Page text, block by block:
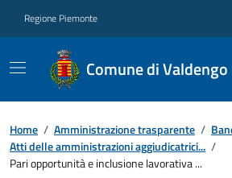
Regione Piemonte
Comune di Valdengo
Home / Amministrazione trasparente /
Atti delle amministrazioni aggiudicatrici... /
Pari opportunità e inclusione lavorativa ...